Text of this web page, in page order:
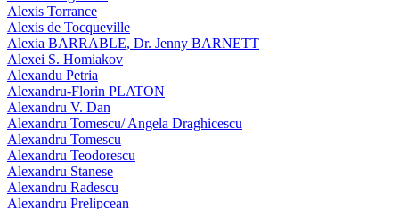
Alexis Torrance
Alexis de Tocqueville
Alexia BARRABLE, Dr. Jenny BARNETT
Alexei S. Homiakov
Alexandu Petria
Alexandru-Florin PLATON
Alexandru V. Dan
Alexandru Tomescu/ Angela Draghicescu
Alexandru Tomescu
Alexandru Teodorescu
Alexandru Stanese
Alexandru Radescu
Alexandru Prelipcean